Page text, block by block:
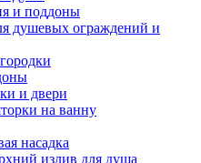
и поддоны
душевых ограждений и
и двери
на ванну
насадка
излив для душа